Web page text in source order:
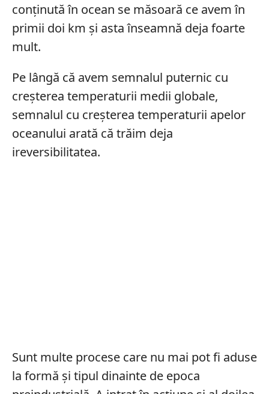
conținută în ocean se măsoară ce avem în
primii doi km și asta înseamnă deja foarte
mult.
Pe lângă că avem semnalul puternic cu
creșterea temperaturii medii globale,
semnalul cu creșterea temperaturii apelor
oceanului arată că trăim deja
ireversibilitatea.
Sunt multe procese care nu mai pot fi aduse
la formă și tipul dinainte de epoca